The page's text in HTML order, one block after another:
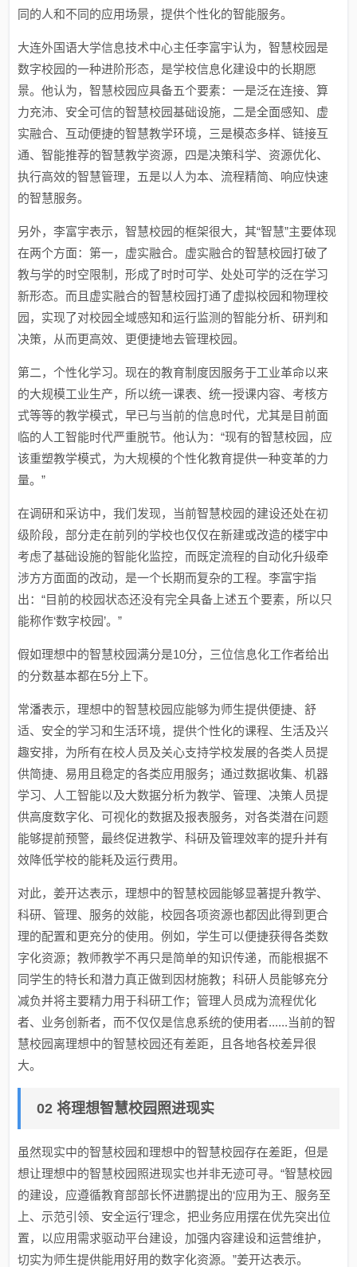
同的人和不同的应用场景，提供个性化的智能服务。
大连外国语大学信息技术中心主任李富宇认为，智慧校园是
数字校园的一种进阶形态，是学校信息化建设中的长期愿
景。他认为，智慧校园应具备五个要素：一是泛在连接、算
力充沛、安全可信的智慧校园基础设施，二是全面感知、虚
实融合、互动便捷的智慧教学环境，三是模态多样、链接互
通、智能推荐的智慧教学资源，四是决策科学、资源优化、
执行高效的智慧管理，五是以人为本、流程精简、响应快速
的智慧服务。
另外，李富宇表示，智慧校园的框架很大，其“智慧”主要体现
在两个方面：第一，虚实融合。虚实融合的智慧校园打破了
教与学的时空限制，形成了时时可学、处处可学的泛在学习
新形态。而且虚实融合的智慧校园打通了虚拟校园和物理校
园，实现了对校园全域感知和运行监测的智能分析、研判和
决策，从而更高效、更便捷地去管理校园。
第二，个性化学习。现在的教育制度因服务于工业革命以来
的大规模工业生产，所以统一课表、统一授课内容、考核方
式等等的教学模式，早已与当前的信息时代，尤其是目前面
临的人工智能时代严重脱节。他认为：“现有的智慧校园，应
该重塑教学模式，为大规模的个性化教育提供一种变革的力
量。”
在调研和采访中，我们发现，当前智慧校园的建设还处在初
级阶段，部分走在前列的学校也仅仅在新建或改造的楼宇中
考虑了基础设施的智能化监控，而既定流程的自动化升级牵
涉方方面面的改动，是一个长期而复杂的工程。李富宇指
出：“目前的校园状态还没有完全具备上述五个要素，所以只
能称作‘数字校园’。”
假如理想中的智慧校园满分是10分，三位信息化工作者给出
的分数基本都在5分上下。
常潘表示，理想中的智慧校园应能够为师生提供便捷、舒
适、安全的学习和生活环境，提供个性化的课程、生活及兴
趣安排，为所有在校人员及关心支持学校发展的各类人员提
供简捷、易用且稳定的各类应用服务；通过数据收集、机器
学习、人工智能以及大数据分析为教学、管理、决策人员提
供高度数字化、可视化的数据及报表服务，对各类潜在问题
能够提前预警，最终促进教学、科研及管理效率的提升并有
效降低学校的能耗及运行费用。
对此，姜开达表示，理想中的智慧校园能够显著提升教学、
科研、管理、服务的效能，校园各项资源也都因此得到更合
理的配置和更充分的使用。例如，学生可以便捷获得各类数
字化资源；教师教学不再只是简单的知识传递，而能根据不
同学生的特长和潜力真正做到因材施教；科研人员能够充分
减负并将主要精力用于科研工作；管理人员成为流程优化
者、业务创新者，而不仅仅是信息系统的使用者......当前的智
慧校园离理想中的智慧校园还有差距，且各地各校差异很
大。
02 将理想智慧校园照进现实
虽然现实中的智慧校园和理想中的智慧校园存在差距，但是
想让理想中的智慧校园照进现实也并非无迹可寻。“智慧校园
的建设，应遵循教育部部长怀进鹏提出的‘应用为王、服务至
上、示范引领、安全运行’理念，把业务应用摆在优先突出位
置，以应用需求驱动平台建设，加强内容建设和运营维护，
切实为师生提供能用好用的数字化资源。”姜开达表示。